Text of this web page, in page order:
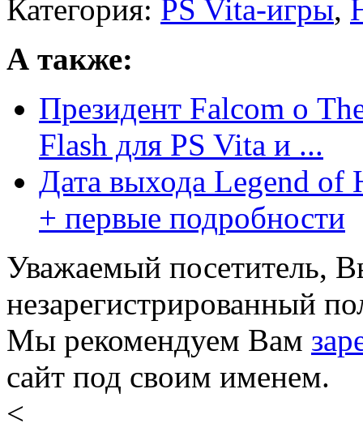
Категория: PS Vita-игры,
А также:
Президент Falcom о
Flash для PS Vita и ...
Дата выхода Legend of
+ первые подробности
Уважаемый посетитель,
незарегистрированный
Мы рекомендуем Вам
сайт под своим именем.
<